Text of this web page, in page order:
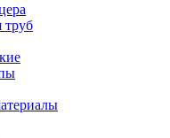
труб